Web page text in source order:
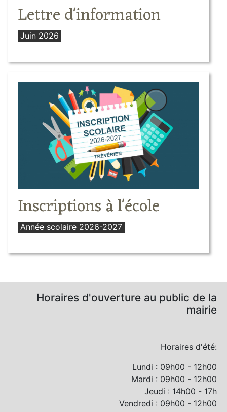
Lettre d'information
Juin 2026
Inscriptions à l'école
Année scolaire 2026-2027
Horaires d'ouverture au public de la
mairie
Horaires d'été:
Lundi : 09h00 - 12h00
Mardi : 09h00 - 12h00
Jeudi : 14h00 - 17h
Vendredi : 09h00 - 12h00